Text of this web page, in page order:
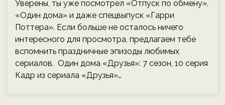
Уверены, ты уже посмотрел «Отпуск по обмену»,
«Один дома» и даже спецвыпуск «Гарри
Поттера». Если больше не осталось ничего
интересного для просмотра, предлагаем тебе
вспомнить праздничные эпизоды любимых
сериалов. Один дома «Друзья»: 7 сезон, 10 серия
Кадр из сериала «Друзья»…